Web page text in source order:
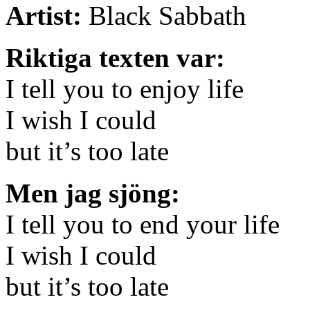
Artist: Black Sabbath
Riktiga texten var:
I tell you to enjoy life
I wish I could
but it’s too late
Men jag sjöng:
I tell you to end your life
I wish I could
but it’s too late